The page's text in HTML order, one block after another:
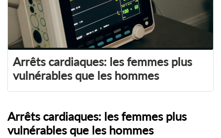
Arrêts cardiaques: les femmes plus
vulnérables que les hommes
Arrêts cardiaques: les femmes plus
vulnérables que les hommes